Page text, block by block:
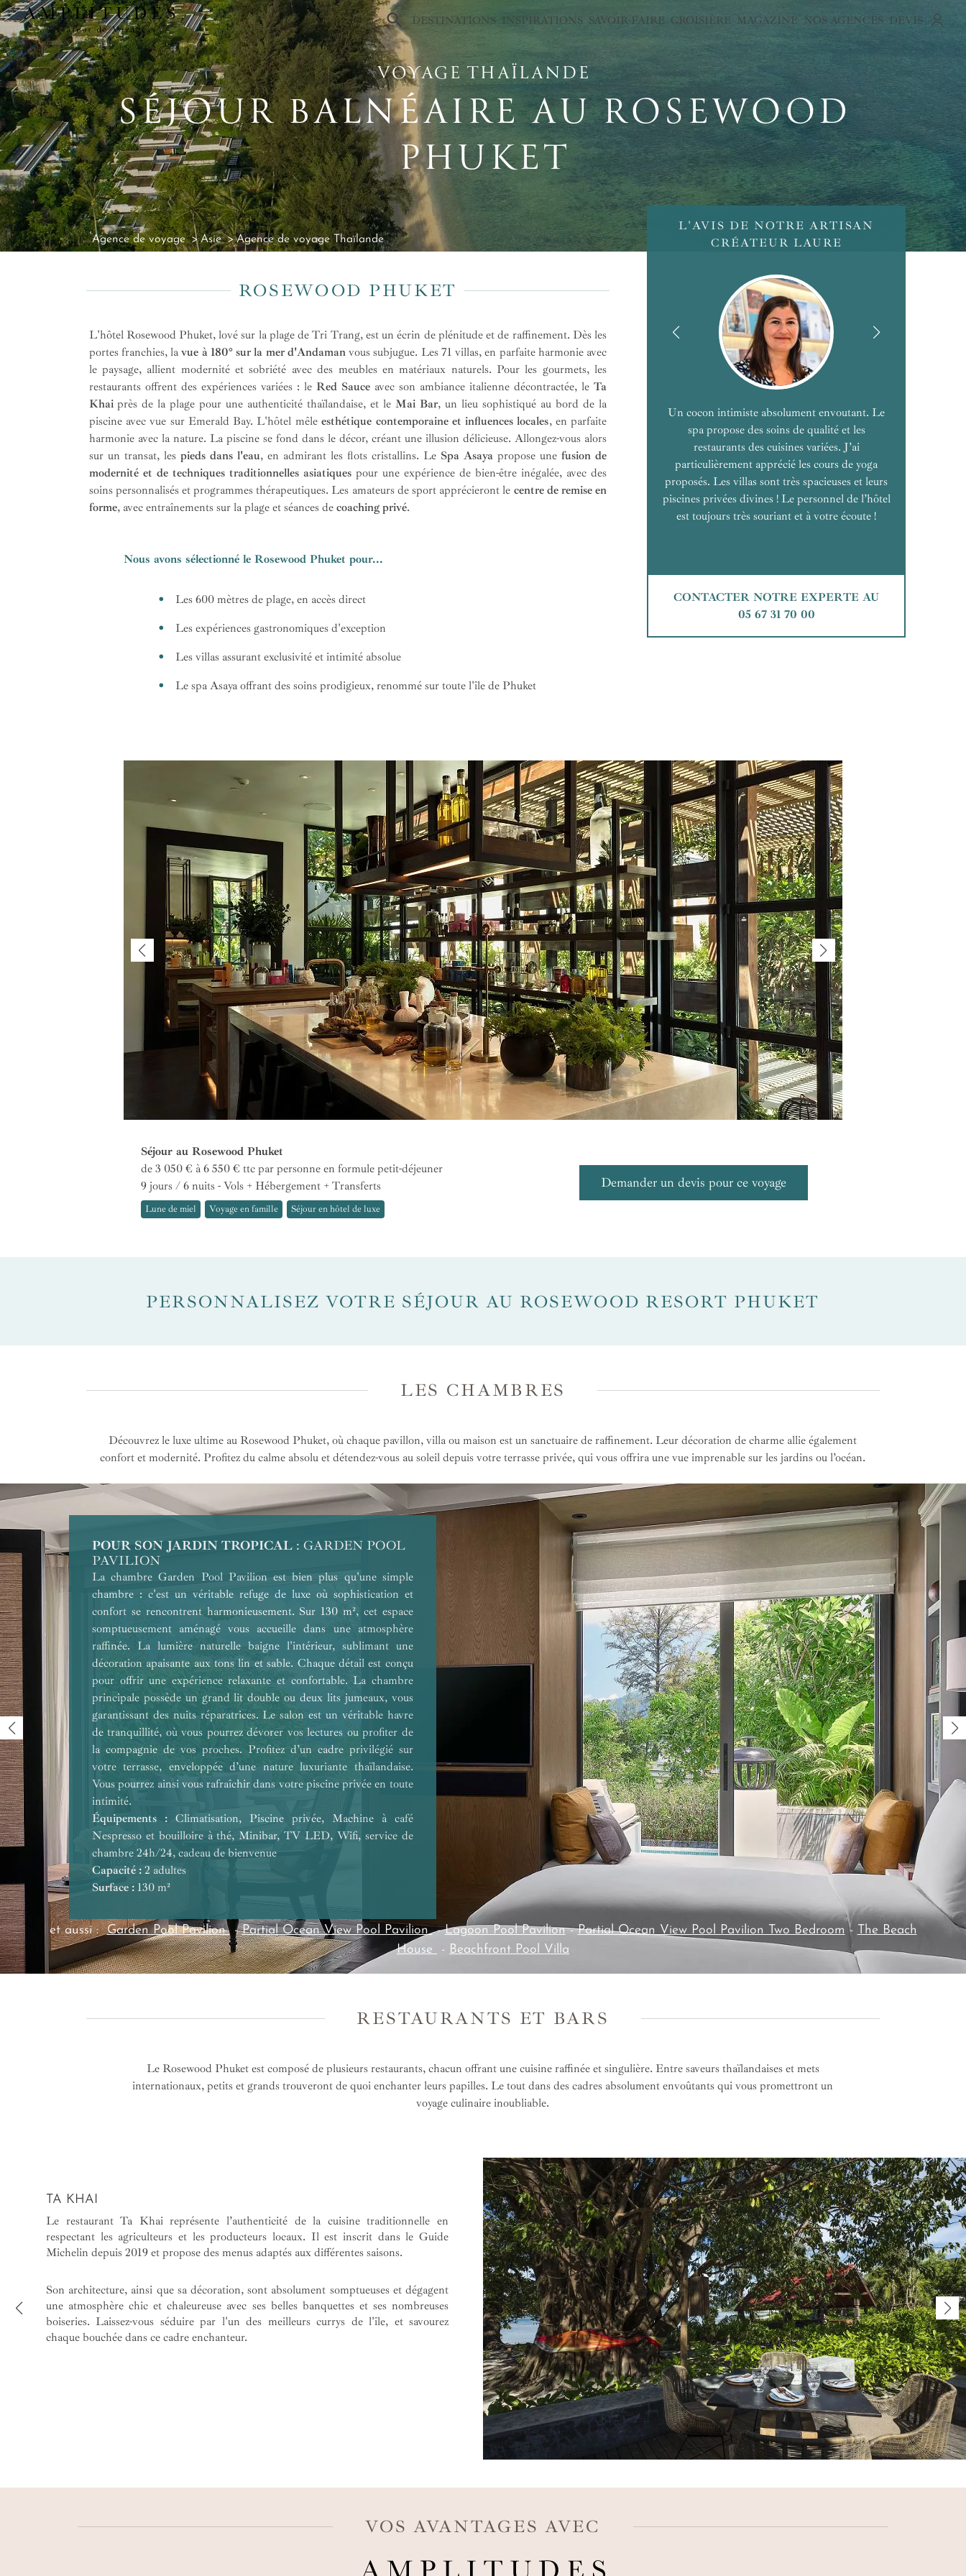
× DESTINATIONS INSPIRATIONS SAVOIR-FAIRE CROISIÈRE MAGAZINE NOS AGENCES DEVIS
VOYAGE THAÏLANDE
SÉJOUR BALNÉAIRE AU ROSEWOOD
PHUKET
Agence de voyage Asie Agence de voyage Thaïlande
ROSEWOOD PHUKET
L'hôtel Rosewood Phuket, lové sur la plage de Tri Trang, est un écrin de plénitude et de raffinement. Dès les
portes franchies, lavue à 180° sur la mer d'Andamanvous subjugue. Les 71 villas, en parfaite harmonie avec
le paysage, allient modernité et sobriété avec des meubles en matériaux naturels. Pour les gourmets, les
restaurants offrent des expériences variées : le Red Sauceavec son ambiance italienne décontractée, leTa
Khaiprès de la plage pour une authenticité thaïlandaise, et le Mai Bar, un lieu sophistiqué au bord de la
piscine avec vue sur Emerald Bay. L'hôtel mêleesthétique contemporaine et influences locales, en parfaite
harmonie avec la nature. La piscine se fond dans le décor, créant une illusion délicieuse. Allongez-vous alors
sur un transat, les pieds dans l'eau, en admirant les flots cristallins. Le Spa Asayapropose unefusion de
modernité et de techniques traditionnelles asiatiquespour une expérience de bien-être inégalée, avec des
soins personnalisés et programmes thérapeutiques. Les amateurs de sport apprécieront le centre de remise en
forme, avec entraînements sur la plage et séances de coaching privé.
Nous avons sélectionné le Rosewood Phuket pour...
Les 600 mètres de plage, en accès direct
Les expériences gastronomiques d'exception
Les villas assurant exclusivité et intimité absolue
Le spa Asaya offrant des soins prodigieux, renommé sur toute l'île de Phuket
L'AVIS DE NOTRE ARTISAN
CRÉATEUR LAURE
Un cocon intimiste absolument envoutant. Le
spa propose des soins de qualité et les
restaurants des cuisines variées. J’ai
particulièrement apprécié les cours de yoga
proposés. Les villas sont très spacieuses et leurs
piscines privées divines ! Le personnel de l’hôtel
est toujours très souriant et à votre écoute !
CONTACTER NOTRE EXPERTE AU
05 67 31 70 00
Séjour au Rosewood Phuket
de 3 050 € à 6 550 € ttc par personneen formule petit-déjeuner
9 jours / 6 nuits - Vols + Hébergement + Transferts
Lune de miel Voyage en famille Séjour en hôtel de luxe
Demander un devis pour ce voyage
PERSONNALISEZ VOTRE SÉJOUR AU ROSEWOOD RESORT PHUKET
LES CHAMBRES
Découvrez le luxe ultime au Rosewood Phuket, où chaque pavillon, villa ou maison est un sanctuaire de raffinement. Leur décoration de charme allie également
confort et modernité. Profitez du calme absolu et détendez-vous au soleil depuis votre terrasse privée, qui vous offrira une vue imprenable sur les jardins ou l’océan.
POUR SON JARDIN TROPICAL : GARDEN POOL
PAVILION
La chambre Garden Pool Pavilion est bien plus qu'une simple
chambre : c'est un véritable refuge de luxe où sophistication et
confort se rencontrent harmonieusement. Sur 130 m², cet espace
somptueusement aménagé vous accueille dans une atmosphère
raffinée. La lumière naturelle baigne l'intérieur, sublimant une
décoration apaisante aux tons lin et sable. Chaque détail est conçu
pour offrir une expérience relaxante et confortable. La chambre
principale possède un grand lit double ou deux lits jumeaux, vous
garantissant des nuits réparatrices. Le salon est un véritable havre
de tranquillité, où vous pourrez dévorer vos lectures ou profiter de
la compagnie de vos proches. Profitez d’un cadre privilégié sur
votre terrasse, enveloppée d’une nature luxuriante thaïlandaise.
Vous pourrez ainsi vous rafraîchir dans votre piscine privée en toute
intimité.
Équipements :Climatisation, Piscine privée, Machine à café
Nespresso et bouilloire à thé, Minibar, TV LED, Wifi, service de
chambre 24h/24, cadeau de bienvenue
Capacité : 2 adultes
Surface : 130 m²
POUR LES COUPLES
Équipements :
Capacité :
Surface :
POUR LA VUE
Équipements :
Capacité :
Surface :
POUR LES FAMILLES
Équipements :
Capacité :
Surface :
NOTRE COUP DE COEUR
Équipements :
Capacité :
Surface :
POUR UN VOYAGE DE NOCES
Équipements :
Capacité :
Surface :
et aussi :Garden Pool Pavilion-Partial Ocean View Pool Pavilion-Lagoon Pool Pavilion-Partial Ocean View Pool Pavilion Two Bedroom - The Beach
House
- Beachfront Pool Villa
RESTAURANTS ET BARS
Le Rosewood Phuket est composé de plusieurs restaurants, chacun offrant une cuisine raffinée et singulière. Entre saveurs thaïlandaises et mets
internationaux, petits et grands trouveront de quoi enchanter leurs papilles. Le tout dans des cadres absolument envoûtants qui vous promettront un
voyage culinaire inoubliable.
TA KHAI
Le restaurant Ta Khai représente l’authenticité de la cuisine traditionnelle en
respectant les agriculteurs et les producteurs locaux. Il est inscrit dans le Guide
Michelin depuis 2019 et propose des menus adaptés aux différentes saisons.
Son architecture, ainsi que sa décoration, sont absolument somptueuses et dégagent
une atmosphère chic et chaleureuse avec ses belles banquettes et ses nombreuses
boiseries. Laissez-vous séduire par l'un des meilleurs currys de l'île, et savourez
chaque bouchée dans ce cadre enchanteur.
VOS AVANTAGES AVEC